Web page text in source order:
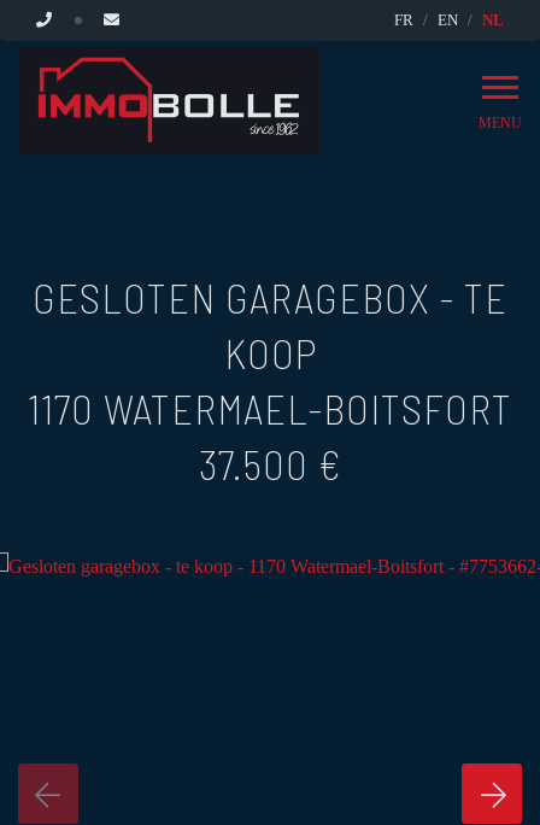
FR EN NL
MENU
GESLOTEN GARAGEBOX - TE
KOOP
1170 WATERMAEL-BOITSFORT
37.500 €